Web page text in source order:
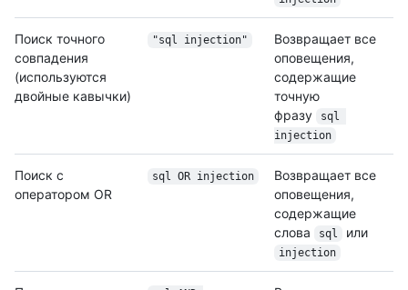
Поиск точного
совпадения
(используются
двойные кавычки)
"sql injection"
Возвращает все
оповещения,
содержащие
точную
фразу
sql
injection
Поиск с
оператором OR
sql OR injection
Возвращает все
оповещения,
содержащие
слова
sql или
injection